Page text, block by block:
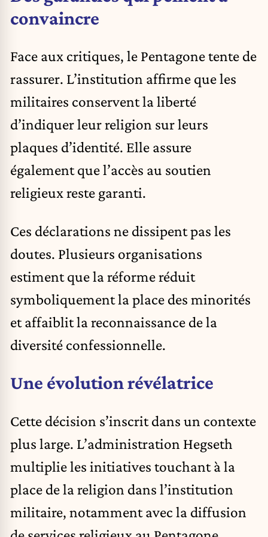
convaincre
Face aux critiques, le Pentagone tente de
rassurer. L’institution affirme que les
militaires conservent la liberté
d’indiquer leur religion sur leurs
plaques d’identité. Elle assure
également que l’accès au soutien
religieux reste garanti.
Ces déclarations ne dissipent pas les
doutes. Plusieurs organisations
estiment que la réforme réduit
symboliquement la place des minorités
et affaiblit la reconnaissance de la
diversité confessionnelle.
Une évolution révélatrice
Cette décision s’inscrit dans un contexte
plus large. L’administration Hegseth
multiplie les initiatives touchant à la
place de la religion dans l’institution
militaire, notamment avec la diffusion